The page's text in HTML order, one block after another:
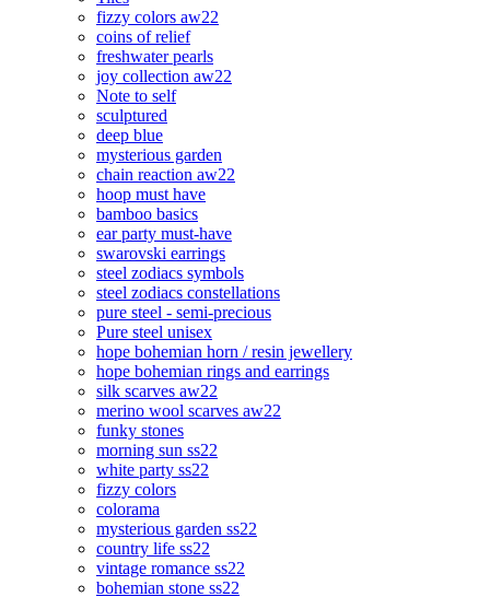
fizzy colors aw22
coins of relief
freshwater pearls
joy collection aw22
Note to self
sculptured
deep blue
mysterious garden
chain reaction aw22
hoop must have
bamboo basics
ear party must-have
swarovski earrings
steel zodiacs symbols
steel zodiacs constellations
pure steel - semi-precious
Pure steel unisex
hope bohemian horn / resin jewellery
hope bohemian rings and earrings
silk scarves aw22
merino wool scarves aw22
funky stones
morning sun ss22
white party ss22
fizzy colors
colorama
mysterious garden ss22
country life ss22
vintage romance ss22
bohemian stone ss22